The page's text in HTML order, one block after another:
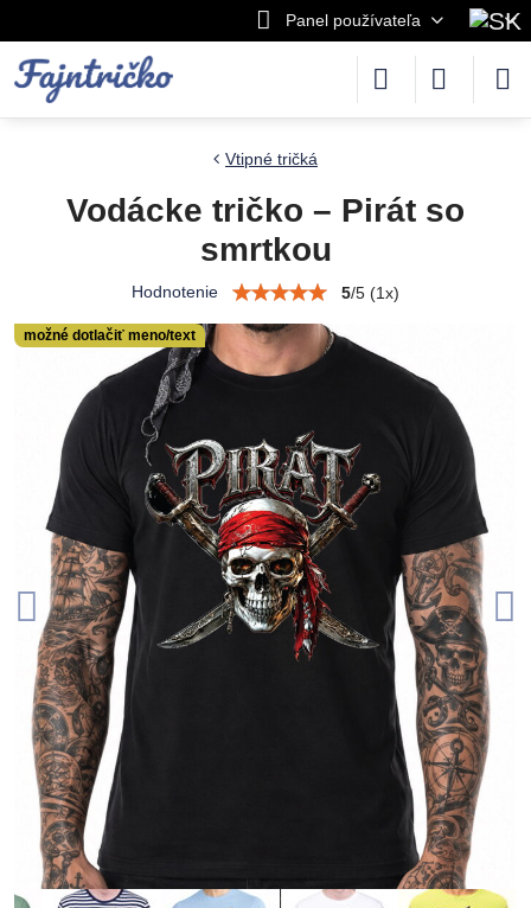
Panel používateľa
možné dotlačiť meno/text
Vtipné tričká
Vodácke tričko – Pirát so
smrtkou
Hodnotenie 5/5 (1x)